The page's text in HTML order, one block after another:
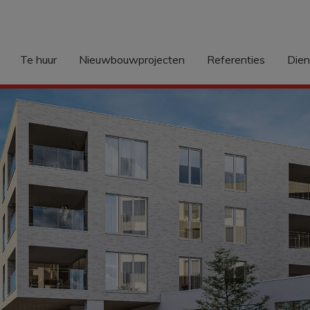
Te huur Nieuwbouwprojecten Referenties